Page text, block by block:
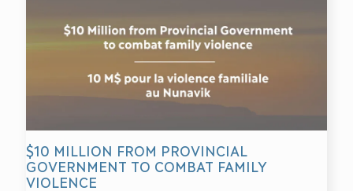
$10 MILLION FROM PROVINCIAL
GOVERNMENT TO COMBAT FAMILY
VIOLENCE